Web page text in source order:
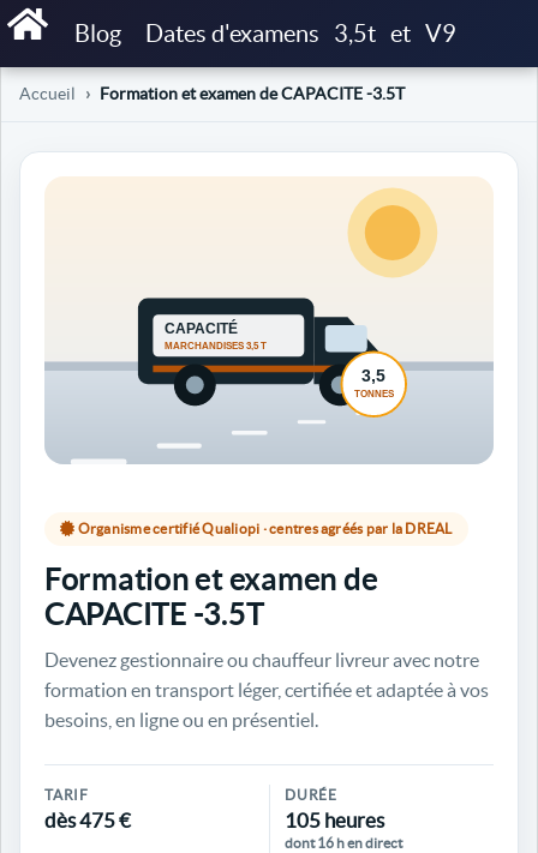
Blog Dates d'examens 3,5t et V9
Accueil Formation et examen de CAPACITE -3.5T
Organisme certifié Qualiopi · centres agréés par la DREAL
Formation et examen de
CAPACITE -3.5T
Devenez gestionnaire ou chauffeur livreur avec notre
formation en transport léger, certifiée et adaptée à vos
besoins, en ligne ou en présentiel.
TARIF
dès 475 €
DURÉE
105 heures
dont 16 h en direct